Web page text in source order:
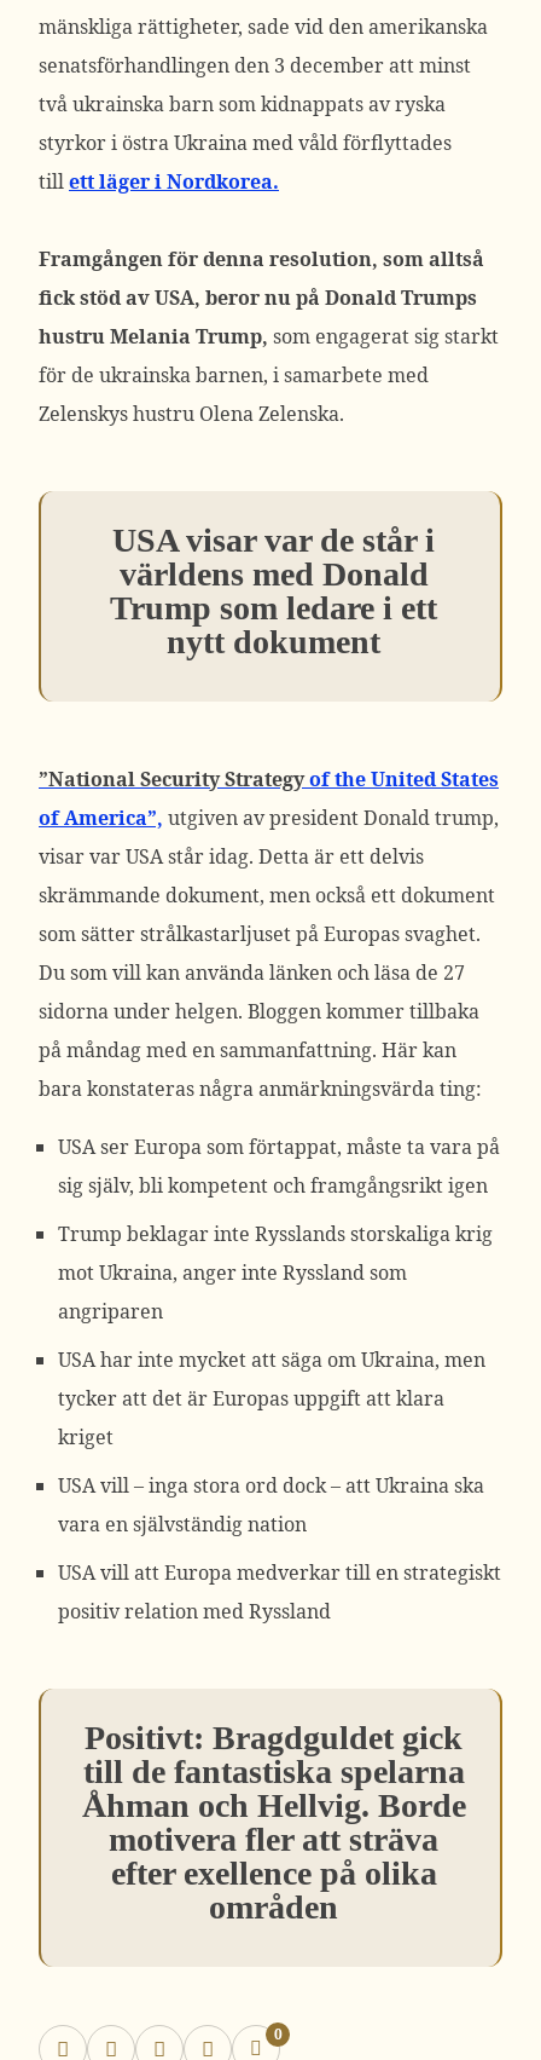
mänskliga rättigheter, sade vid den amerikanska
senatsförhandlingen den 3 december att minst
två ukrainska barn som kidnappats av ryska
styrkor i östra Ukraina med våld förflyttades
tillett läger i Nordkorea.
Framgången för denna resolution, som alltså
fick stöd av USA, beror nu på Donald Trumps
hustru Melania Trump, som engagerat sig starkt
för de ukrainska barnen, i samarbete med
Zelenskys hustru Olena Zelenska.
USA visar var de står i
världens med Donald
Trump som ledare i ett
nytt dokument
”National Security Strategyof the United States
of America”, utgiven av president Donald trump,
visar var USA står idag. Detta är ett delvis
skrämmande dokument, men också ett dokument
som sätter strålkastarljuset på Europas svaghet.
Du som vill kan använda länken och läsa de 27
sidorna under helgen. Bloggen kommer tillbaka
på måndag med en sammanfattning. Här kan
bara konstateras några anmärkningsvärda ting:
USA ser Europa som förtappat, måste ta vara på
sig själv, bli kompetent och framgångsrikt igen
Trump beklagar inte Rysslands storskaliga krig
mot Ukraina, anger inte Ryssland som
angriparen
USA har inte mycket att säga om Ukraina, men
tycker att det är Europas uppgift att klara
kriget
USA vill – inga stora ord dock – att Ukraina ska
vara en självständig nation
USA vill att Europa medverkar till en strategiskt
positiv relation med Ryssland
Positivt: Bragdguldet gick
till de fantastiska spelarna
Åhman och Hellvig. Borde
motivera fler att sträva
efter exellence på olika
områden
0